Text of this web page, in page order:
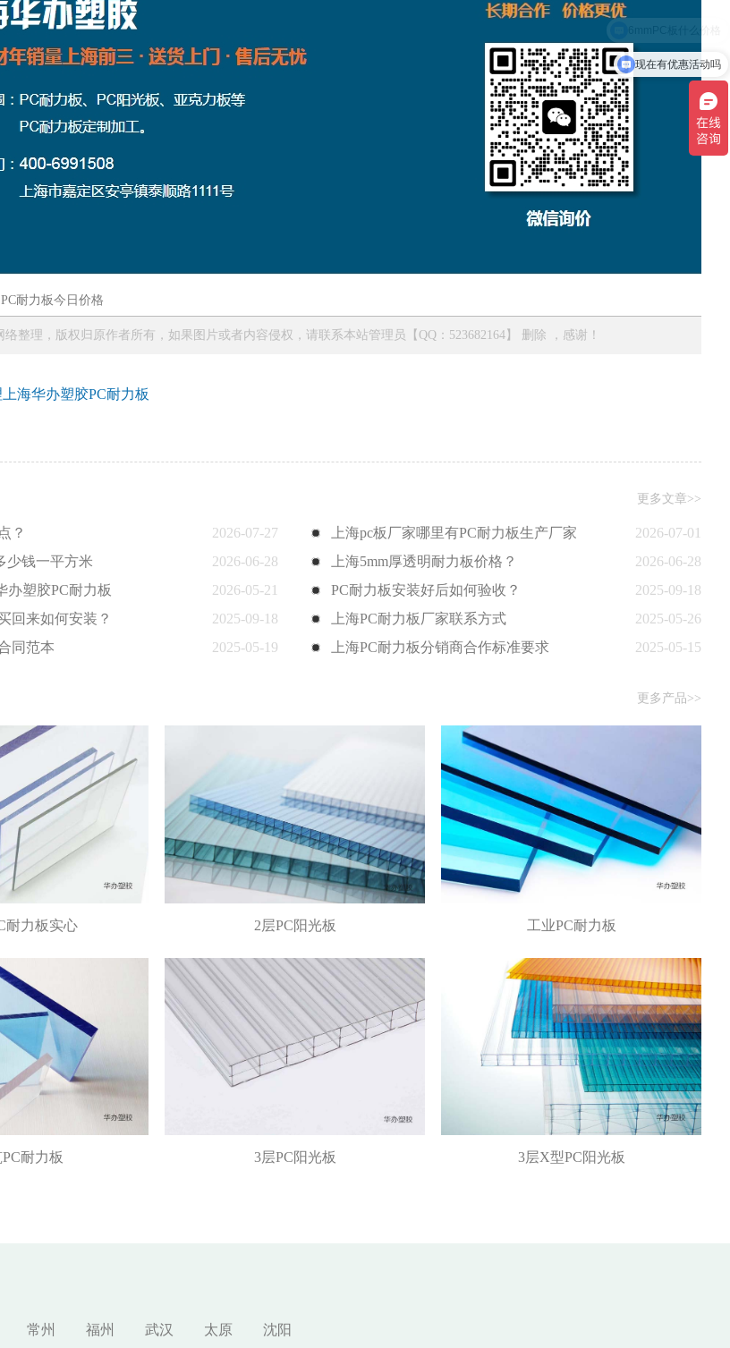
PC耐力板今日价格
整理，版权归原作者所有，如果图片或者内容侵权，请联系本站管理员【QQ：523682164】 删除 ，感谢！
海华办塑胶PC耐力板
更多文章>>
？ 2026-07-27 上海pc板厂家哪里有PC耐力板生产厂家
2026-07-01
少钱一平方米
2026-06-28 上海5mm厚透明耐力板价格？
2026-06-28
办塑胶PC耐力板
2026-05-21 PC耐力板安装好后如何验收？
2025-09-18
回来如何安装？
2025-09-18 上海PC耐力板厂家联系方式
2025-05-26
同范本
2025-05-19 上海PC耐力板分销商合作标准要求 2025-05-15
更多产品>>
耐力板实心 2层PC阳光板 工业PC耐力板
耐力板 3层PC阳光板 3层X型PC阳光板
常州 福州 武汉 太原 沈阳
现在有优惠活动吗